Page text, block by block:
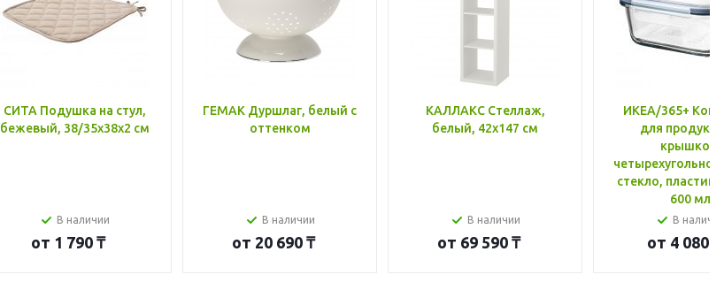
СИТА Подушка на стул,
бежевый, 38/35x38x2 см
В наличии
от 1 790 ₸
ГЕМАК Дуршлаг, белый с
оттенком
В наличии
от 20 690 ₸
КАЛЛАКС Стеллаж,
белый, 42x147 см
В наличии
от 69 590 ₸
ИКЕА/365+
для
крышкой,
стекло, пластик
600 мл
В
от 4 080 ₸